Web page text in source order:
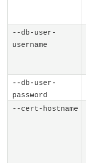
--db-user-
username
--db-user-
password
--cert-hostname